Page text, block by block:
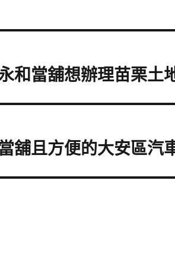
和當舖想辦理苗栗土
舖且方便的大安區汽